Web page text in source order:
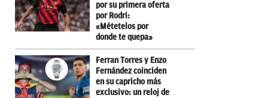
por su primera oferta
por Rodri:
«Métetelos por
donde te quepa»
Ferran Torres y Enzo
Fernández coinciden
en su capricho más
exclusivo: un reloj de